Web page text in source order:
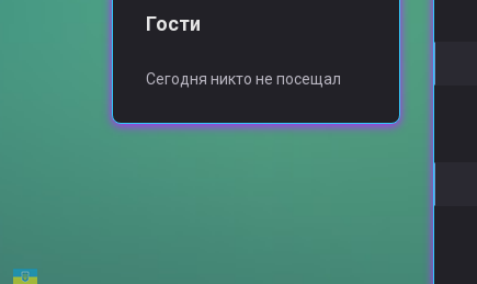
Гости
Сегодня никто не посещал